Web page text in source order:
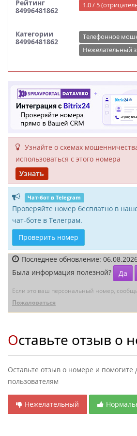
Рейтинг
84996481862
1.0 / 5
Категории
84996481862
Телефонное
Нежелательный
Узнайте о схемах
исполь­зоваться с этого номера
Узнать
Чат-бот в Telegram
Проверяйте номер бесплатно в
чат-боте в Телеграм.
Проверить номер
Последнее обновление:
Была информация полезной?
Да
Если это ваш персональный номер,
Пожаловаться
Оставьте отзыв о
Оставьте отзыв о номере и помогите
пользователям
Нежелательный